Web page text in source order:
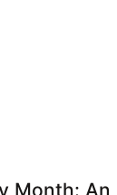
Month: